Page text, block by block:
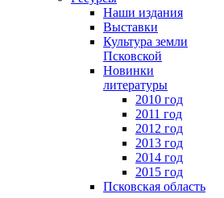
Наши издания
Выставки
Культура земли
Псковской
Новинки
литературы
2010 год
2011 год
2012 год
2013 год
2014 год
2015 год
Псковская область